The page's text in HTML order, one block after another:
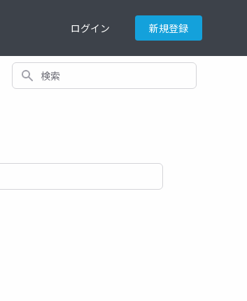
ログイン 新規登録
検索